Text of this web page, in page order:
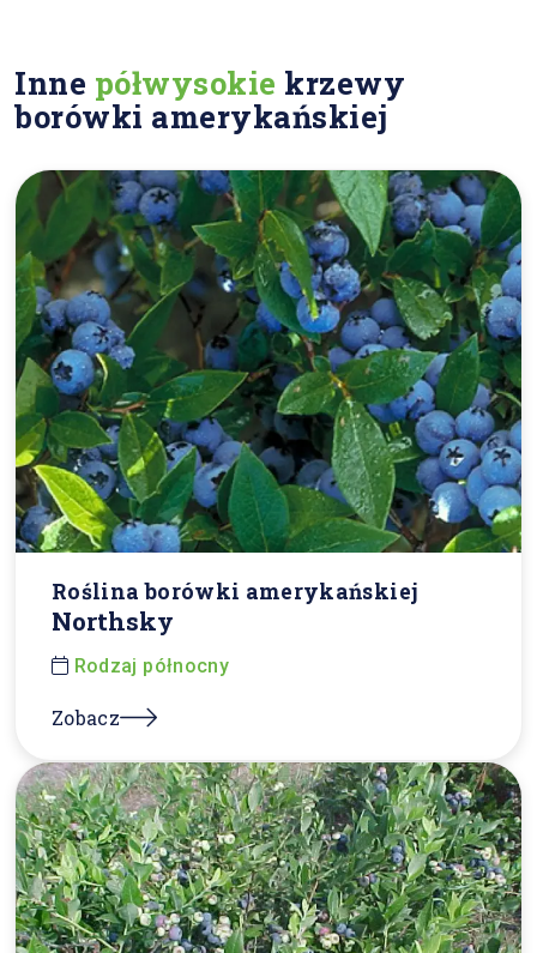
Inne półwysokie krzewy
borówki amerykańskiej
Roślina borówki amerykańskiej
Northsky
Rodzaj północny
Zobacz